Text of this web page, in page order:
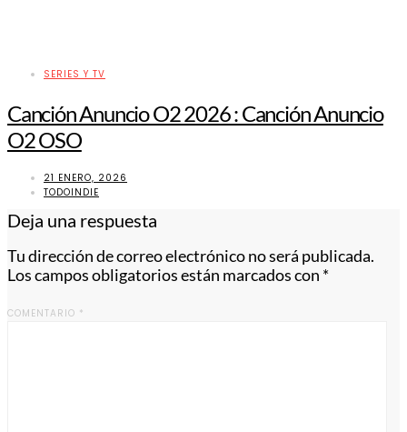
SERIES Y TV
Canción Anuncio O2 2026 : Canción Anuncio
O2 OSO
21 ENERO, 2026
TODOINDIE
Deja una respuesta
Tu dirección de correo electrónico no será publicada.
Los campos obligatorios están marcados con *
COMENTARIO *